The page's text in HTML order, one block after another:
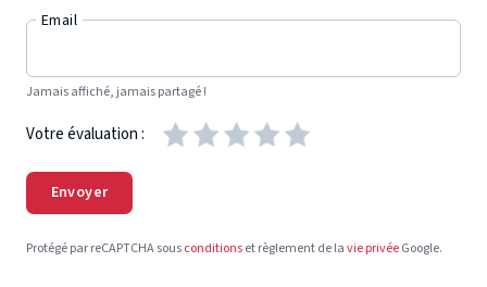
Email
Jamais affiché, jamais partagé !
Votre évaluation :
Envoyer
Protégé par reCAPTCHA sousconditionset règlement de lavie privéeGoogle.